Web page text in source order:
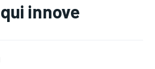
innove